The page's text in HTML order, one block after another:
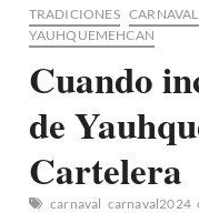
Tradición
Arraigada
en
Cultura
Mexicana
TRADICIONES CARNAVAL
YAUHQUEMEHCAN
Cuando
de
Cartelera
carnaval carnaval2024